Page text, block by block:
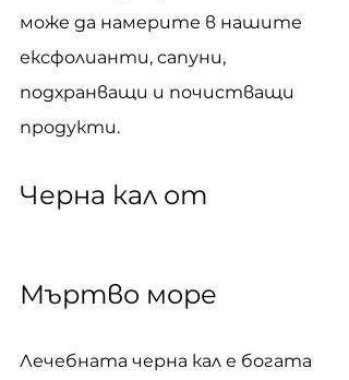
може да намерите в нашите
ексфолианти, сапуни,
подхранващи и почистващи
продукти.
Черна кал от
Мъртво море
Лечебната черна кал е богата